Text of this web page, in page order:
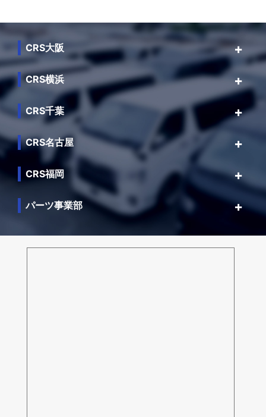
CRS大阪
CRS横浜
CRS千葉
CRS名古屋
CRS福岡
パーツ事業部